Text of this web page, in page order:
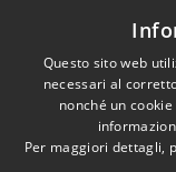
Obiettivi di
Accessibilità
Questo sito web
necessari al
nonché un
Per maggiori dettagli,